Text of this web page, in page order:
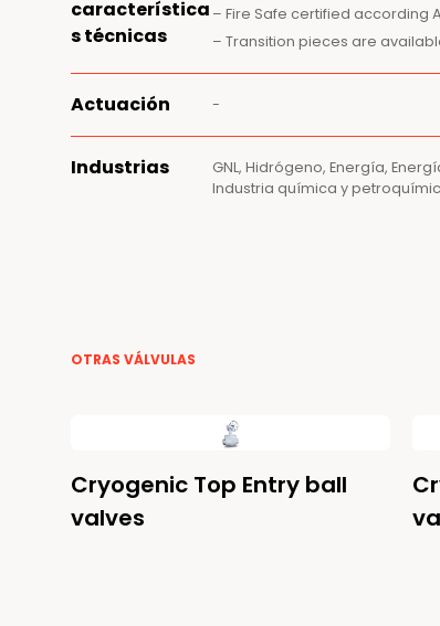
característica
s técnicas
– Fire Safe certified according
– Transition pieces are
Actuación -
Industrias
GNL, Hidrógeno, Energía,
Industria química y
OTRAS VÁLVULAS
Cryogenic Top Entry ball
valves